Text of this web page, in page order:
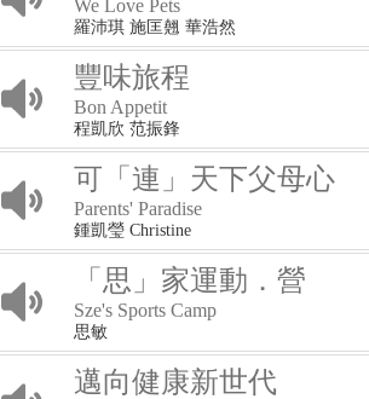
We Love Pets
羅沛琪 施匡翹 華浩然
豐味旅程
Bon Appetit
程凱欣 范振鋒
可「連」天下父母心
Parents' Paradise
鍾凱瑩 Christine
「思」家運動．營
Sze's Sports Camp
思敏
邁向健康新世代